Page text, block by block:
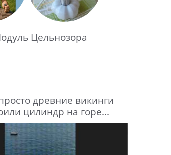
Цельнозора
древние викинги
цилиндр на горе...